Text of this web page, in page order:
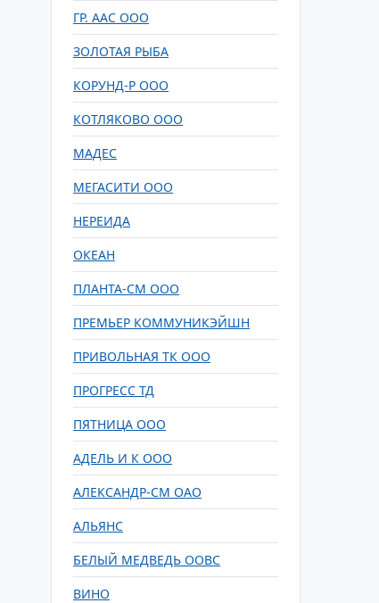
ГР. ААС ООО
ЗОЛОТАЯ РЫБА
КОРУНД-Р ООО
КОТЛЯКОВО ООО
МАДЕС
МЕГАСИТИ ООО
НЕРЕИДА
ОКЕАН
ПЛАНТА-СМ ООО
ПРЕМЬЕР КОММУНИКЭЙШН
ПРИВОЛЬНАЯ ТК ООО
ПРОГРЕСС ТД
ПЯТНИЦА ООО
АДЕЛЬ И К ООО
АЛЕКСАНДР-СМ ОАО
АЛЬЯНС
БЕЛЫЙ МЕДВЕДЬ ООВС
ВИНО